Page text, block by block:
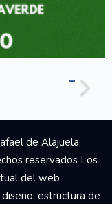
de Alajuela,
reservados Los
del web
estructura de